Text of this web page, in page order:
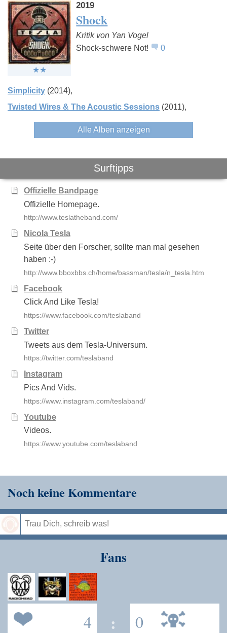
Mötley Crüe
2019
Shock
Kritik von Yan Vogel
Shock-schwere Not!
0
Simplicity (2014)
Twisted Wires & The Acoustic Sessions (2011)
Alle Alben anzeigen
Surftipps
Offizielle Bandpage
Offizielle Homepage.
http://www.teslatheband.com/
Nicola Tesla
Seite über den Forscher, sollte man mal gesehen
haben :-)
http://www.bboxbbs.ch/home/bassman/tesla/n_tesla.htm
Facebook
Click And Like Tesla!
https://www.facebook.com/teslaband
Twitter
Tweets aus dem Tesla-Universum.
https://twitter.com/teslaband
Instagram
Pics And Vids.
https://www.instagram.com/teslaband/
Youtube
Videos.
https://www.youtube.com/teslaband
Noch keine Kommentare
Fans
4 : 0